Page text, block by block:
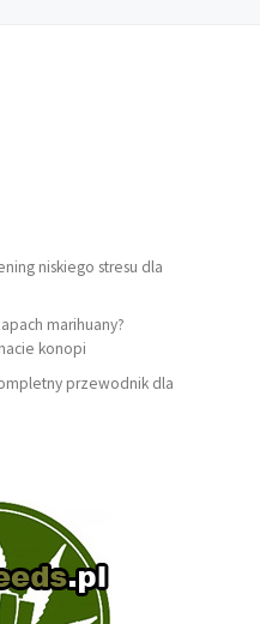
niskiego stresu dla
marihuany?
konopi
przewodnik dla